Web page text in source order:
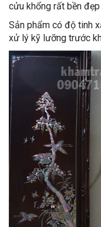
cửu khổng rất bền
Sản phẩm có độ tinh
xử lý kỹ lưỡng trước